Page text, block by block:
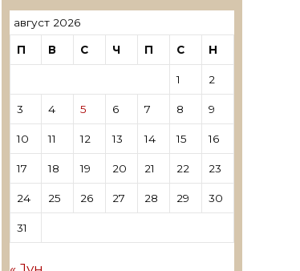
август 2026
П В С Ч П С Н
1 2
3 4 5 6 7 8 9
10 11 12 13 14 15 16
17 18 19 20 21 22 23
24 25 26 27 28 29 30
31